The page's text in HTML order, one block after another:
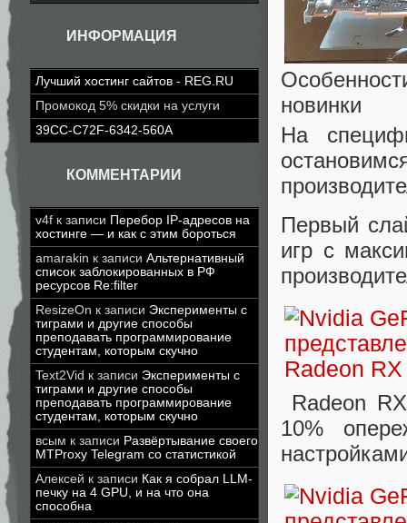
ИНФОРМАЦИЯ
Лучший хостинг сайтов - REG.RU
Промокод 5% скидки на услуги
39CC-C72F-6342-560A
КОММЕНТАРИИ
v4f к записи Перебор IP-адресов на
хостинге — и как с этим бороться
amarakin к записи Альтернативный
список заблокированных в РФ
ресурсов Re:filter
ResizeOn к записи Эксперименты с
тиграми и другие способы
преподавать программирование
студентам, которым скучно
Text2Vid к записи Эксперименты с
тиграми и другие способы
преподавать программирование
студентам, которым скучно
всым к записи Развёртывание своего
MTProxy Telegram со статистикой
Алексей к записи Как я собрал LLM-
печку на 4 GPU, и на что она
способна
новинки
На
Первый
игр с
Radeon
10%